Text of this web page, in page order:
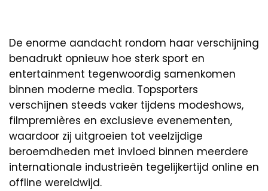
De enorme aandacht rondom haar verschijning
benadrukt opnieuw hoe sterk sport en
entertainment tegenwoordig samenkomen
binnen moderne media. Topsporters
verschijnen steeds vaker tijdens modeshows,
filmpremières en exclusieve evenementen,
waardoor zij uitgroeien tot veelzijdige
beroemdheden met invloed binnen meerdere
internationale industrieën tegelijkertijd online en
offline wereldwijd.